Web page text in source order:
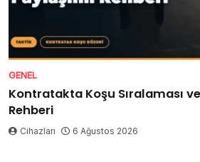
GENEL
Kontratakta Koşu Sıralaması
Rehberi
Cihazları 6 Ağustos 2026